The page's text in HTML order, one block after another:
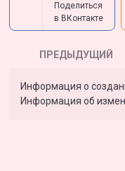
Поделиться
в ВКонтакте
ПРЕДЫДУЩИЙ
Информация о
Информация об